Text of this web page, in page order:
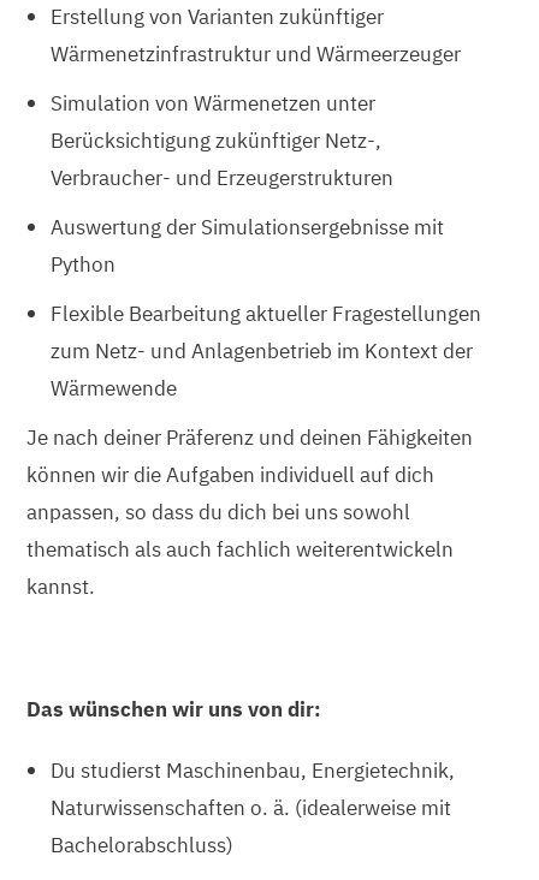
Erstellung von Varianten zukünftiger
Wärmenetzinfrastruktur und Wärmeerzeuger
Simulation von Wärmenetzen unter
Berücksichtigung zukünftiger Netz-,
Verbraucher- und Erzeugerstrukturen
Auswertung der Simulationsergebnisse mit
Python
Flexible Bearbeitung aktueller Fragestellungen
zum Netz- und Anlagenbetrieb im Kontext der
Wärmewende
Je nach deiner Präferenz und deinen Fähigkeiten
können wir die Aufgaben individuell auf dich
anpassen, so dass du dich bei uns sowohl
thematisch als auch fachlich weiterentwickeln
kannst.
Das wünschen wir uns von dir:
Du studierst Maschinenbau, Energietechnik,
Naturwissenschaften o. ä. (idealerweise mit
Bachelorabschluss)